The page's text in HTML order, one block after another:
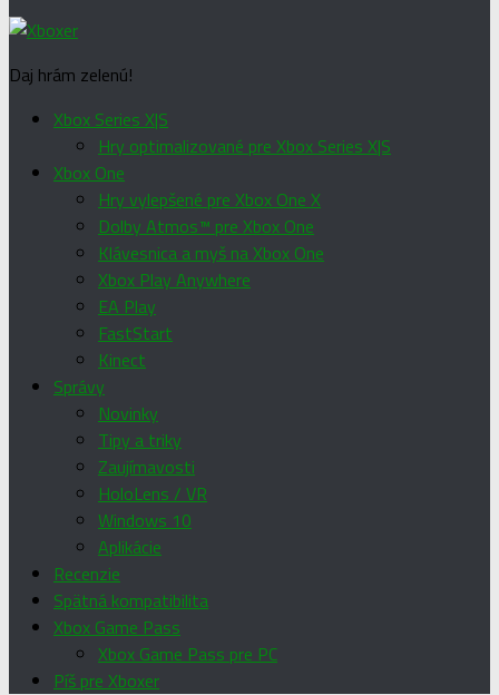
Daj hrám zelenú!
Xbox Series X|S
Hry optimalizované pre Xbox Series X|S
Xbox One
Hry vylepšené pre Xbox One X
Dolby Atmos™ pre Xbox One
Klávesnica a myš na Xbox One
Xbox Play Anywhere
EA Play
FastStart
Kinect
Správy
Novinky
Tipy a triky
Zaujímavosti
HoloLens / VR
Windows 10
Aplikácie
Recenzie
Spätná kompatibilita
Xbox Game Pass
Xbox Game Pass pre PC
Píš pre Xboxer